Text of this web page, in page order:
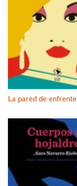
La pared de enfrente